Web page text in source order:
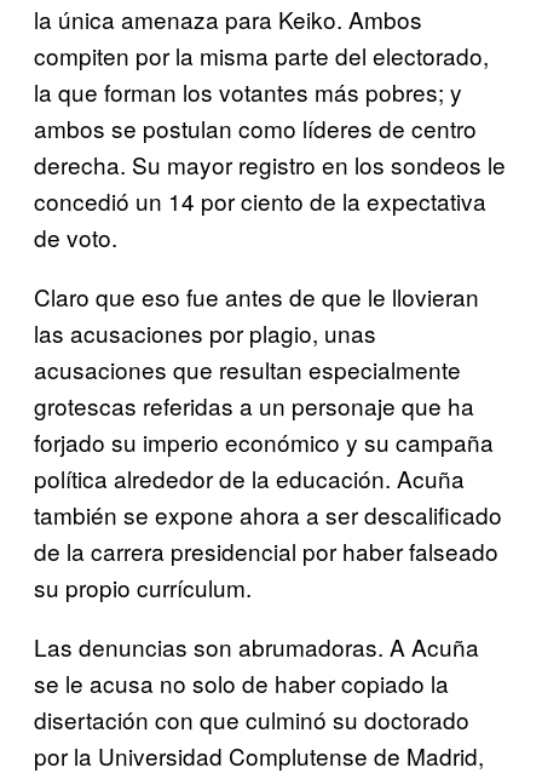
la única amenaza para Keiko. Ambos
compiten por la misma parte del electorado,
la que forman los votantes más pobres; y
ambos se postulan como líderes de centro
derecha. Su mayor registro en los sondeos le
concedió un 14 por ciento de la expectativa
de voto.
Claro que eso fue antes de que le llovieran
las acusaciones por plagio, unas
acusaciones que resultan especialmente
grotescas referidas a un personaje que ha
forjado su imperio económico y su campaña
política alrededor de la educación. Acuña
también se expone ahora a ser descalificado
de la carrera presidencial por haber falseado
su propio currículum.
Las denuncias son abrumadoras. A Acuña
se le acusa no solo de haber copiado la
disertación con que culminó su doctorado
por la Universidad Complutense de Madrid,